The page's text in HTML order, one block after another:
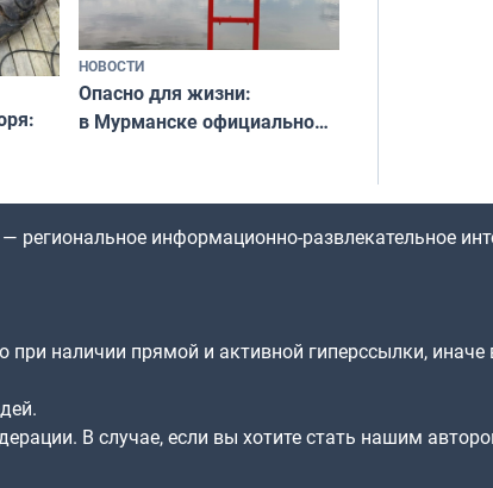
НОВОСТИ
Опасно для жизни:
в Мурманске официально
информационно-развлекательное
наличии прямой и активной гиперссылки,
В случае, если вы хотите стать нашим